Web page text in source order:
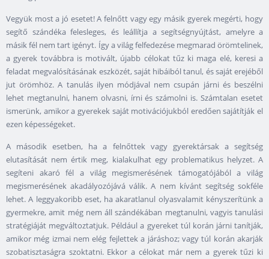
Vegyük most a jó esetet! A felnőtt vagy egy másik gyerek megérti, hogy
segítő szándéka felesleges, és leállítja a segítségnyújtást, amelyre a
másik fél nem tart igényt. Így a világ felfedezése megmarad örömtelinek,
a gyerek továbbra is motivált, újabb célokat tűz ki maga elé, keresi a
feladat megvalósításának eszközét, saját hibáiból tanul, és saját erejéből
jut örömhöz. A tanulás ilyen módjával nem csupán járni és beszélni
lehet megtanulni, hanem olvasni, írni és számolni is. Számtalan esetet
ismerünk, amikor a gyerekek saját motivációjukból eredően sajátítják el
ezen képességeket.
A második esetben, ha a felnőttek vagy gyerektársak a segítség
elutasítását nem értik meg, kialakulhat egy problematikus helyzet. A
segíteni akaró fél a világ megismerésének támogatójából a világ
megismerésének akadályozójává válik. A nem kívánt segítség sokféle
lehet. A leggyakoribb eset, ha akaratlanul olyasvalamit kényszerítünk a
gyermekre, amit még nem áll szándékában megtanulni, vagyis tanulási
stratégiáját megváltoztatjuk. Például a gyereket túl korán járni tanítják,
amikor még izmai nem elég fejlettek a járáshoz; vagy túl korán akarják
szobatisztaságra szoktatni. Ekkor a célokat már nem a gyerek tűzi ki